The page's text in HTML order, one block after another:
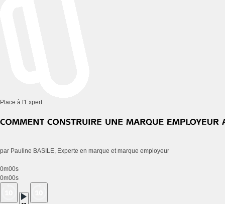
Place à l'Expert
par Pauline BASILE, Experte en marque et marque employeur
0m00s
0m00s